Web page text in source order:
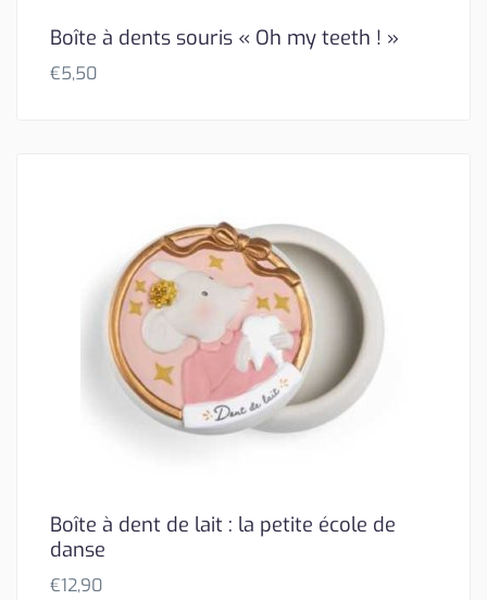
Boîte à dents souris « Oh my teeth ! »
€5,50
Boîte à dent de lait : la petite école de
danse
€12,90